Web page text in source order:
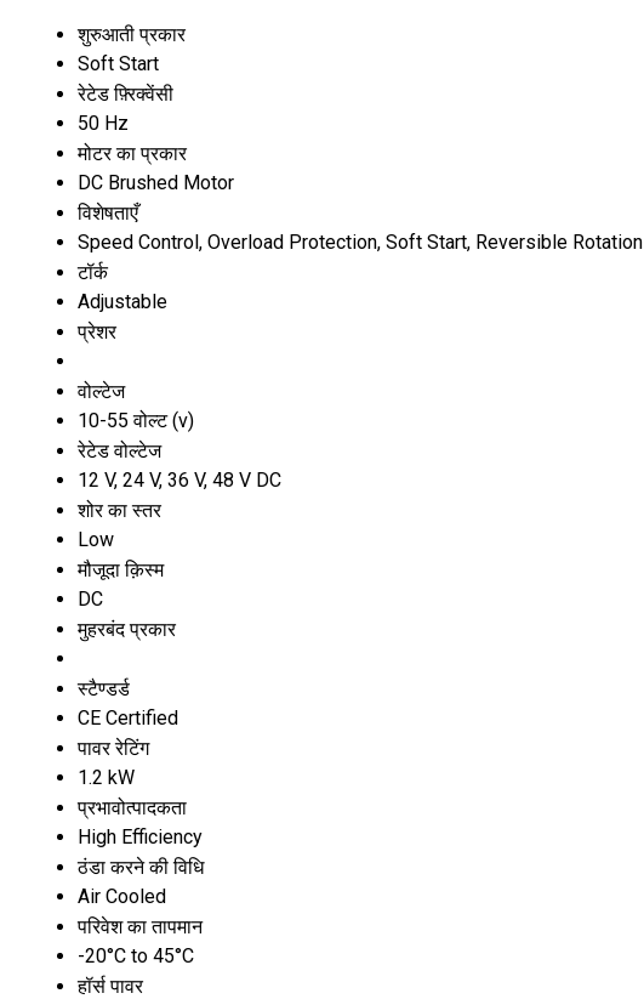
शुरुआती प्रकार
Soft Start
रेटेड फ़्रिक्वेंसी
50 Hz
मोटर का प्रकार
DC Brushed Motor
विशेषताएँ
Speed Control, Overload Protection, Soft Start, Reversible Rotation
टॉर्क
Adjustable
प्रेशर
वोल्टेज
10-55 वोल्ट (v)
रेटेड वोल्टेज
12 V, 24 V, 36 V, 48 V DC
शोर का स्तर
Low
मौजूदा क़िस्म
DC
मुहरबंद प्रकार
स्टैण्डर्ड
CE Certified
पावर रेटिंग
1.2 kW
प्रभावोत्पादकता
High Efficiency
ठंडा करने की विधि
Air Cooled
परिवेश का तापमान
-20°C to 45°C
हॉर्स पावर